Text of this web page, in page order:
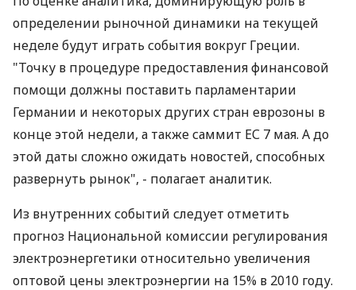
определении рыночной динамики на текущей
неделе будут играть события вокруг Греции.
"Точку в процедуре предоставления финансовой
помощи должны поставить парламентарии
Германии и некоторых других стран еврозоны в
конце этой недели, а также саммит ЕС 7 мая. А до
этой даты сложно ожидать новостей, способных
развернуть рынок", - полагает аналитик.
Из внутренних событий следует отметить
прогноз Национальной комиссии регулирования
электроэнергетики относительно увеличения
оптовой цены электроэнергии на 15% в 2010 году.